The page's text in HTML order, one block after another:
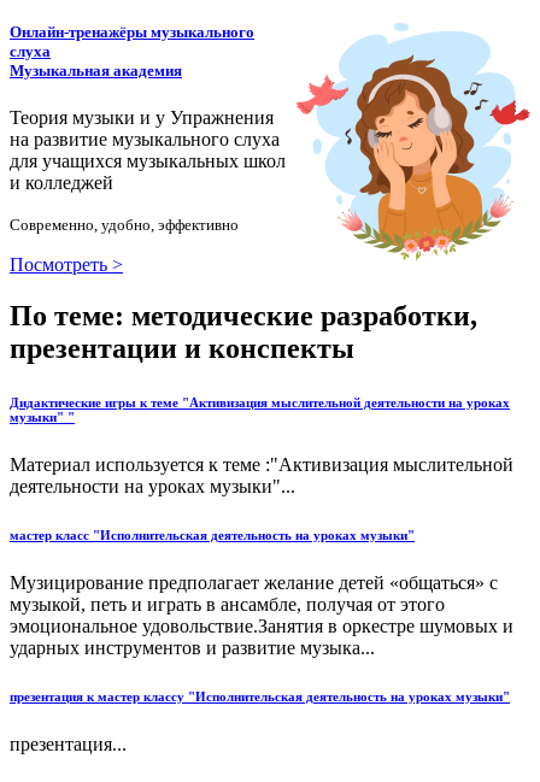
Онлайн-тренажёры музыкального
слуха
Музыкальная академия
Теория музыки и у Упражнения
на развитие музыкального слуха
для учащихся музыкальных школ
и колледжей
Современно, удобно, эффективно
Посмотреть >
По теме: методические разработки,
презентации и конспекты
Дидактические игры к теме "Активизация мыслительной деятельности на уроках
музыки" "
Материал используется к теме :"Активизация мыслительной
деятельности на уроках музыки"...
мастер класс "Исполнительская деятельность на уроках музыки"
Музицирование предполагает желание детей «общаться» с
музыкой, петь и играть в ансамбле, получая от этого
эмоциональное удовольствие.Занятия в оркестре шумовых и
ударных инструментов и развитие музыка...
презентация к мастер классу "Исполнительская деятельность на уроках музыки"
презентация...